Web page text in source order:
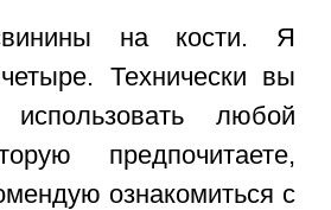
на кости. Я
Технически вы
любой
предпочитаете,
ознакомиться с